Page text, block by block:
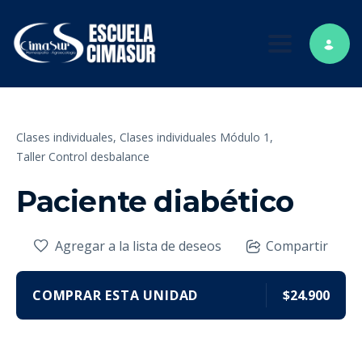
Toggle
Clases individuales, Clases individuales Módulo 1,
Taller Control desbalance
Paciente diabético
Agregar a la lista de deseos Compartir
COMPRAR ESTA UNIDAD $24.900